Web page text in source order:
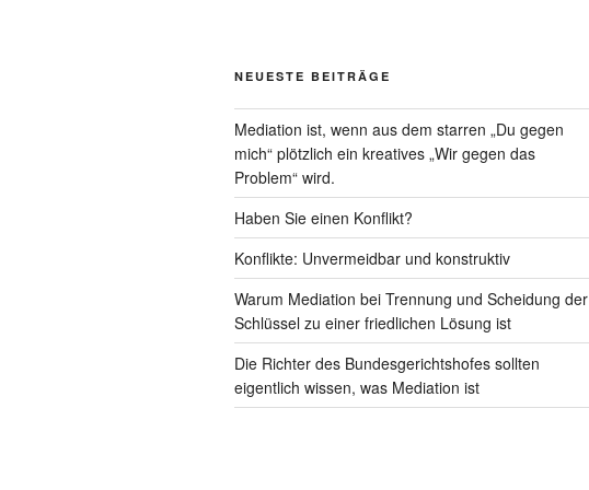
NEUESTE BEITRÄGE
Mediation ist, wenn aus dem starren „Du gegen
mich“ plötzlich ein kreatives „Wir gegen das
Problem“ wird.
Haben Sie einen Konflikt?
Konflikte: Unvermeidbar und konstruktiv
Warum Mediation bei Trennung und Scheidung der
Schlüssel zu einer friedlichen Lösung ist
Die Richter des Bundesgerichtshofes sollten
eigentlich wissen, was Mediation ist